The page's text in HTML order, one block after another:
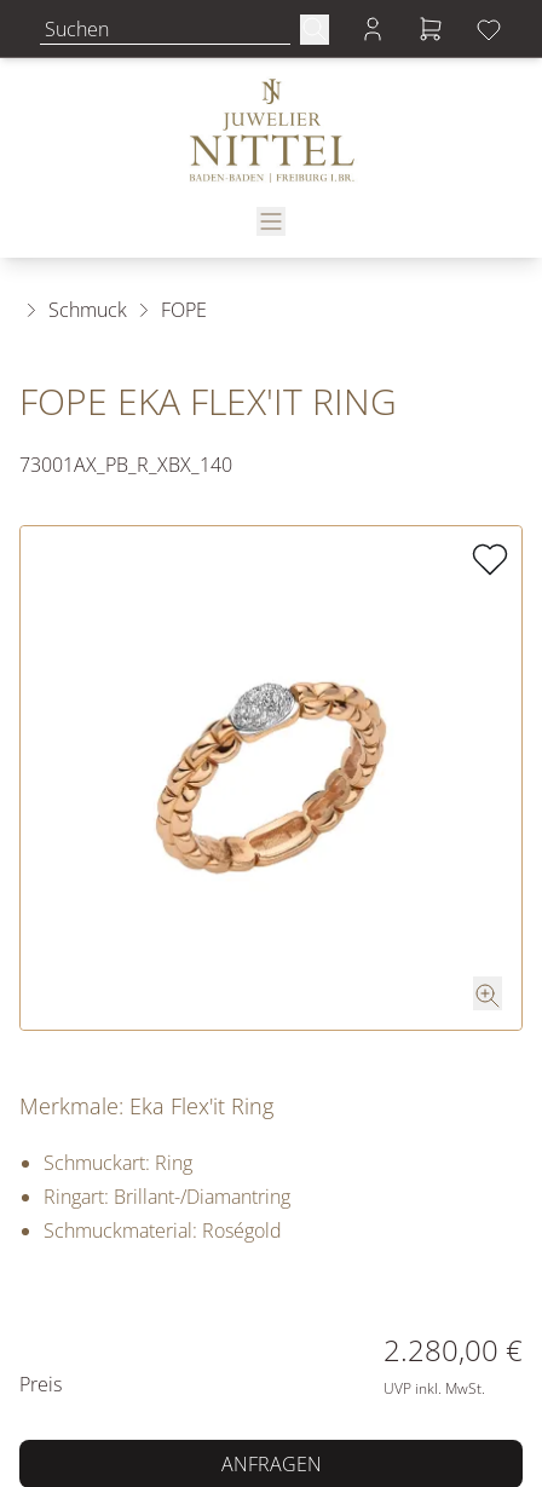
Schmuck FOPE
FOPE EKA FLEX'IT RING
73001AX_PB_R_XBX_140
Merkmale: Eka Flex'it Ring
Schmuckart: Ring
Ringart: Brillant-/Diamantring
Schmuckmaterial: Roségold
Preis
2.280,00 €
UVP inkl. MwSt.
ANFRAGEN